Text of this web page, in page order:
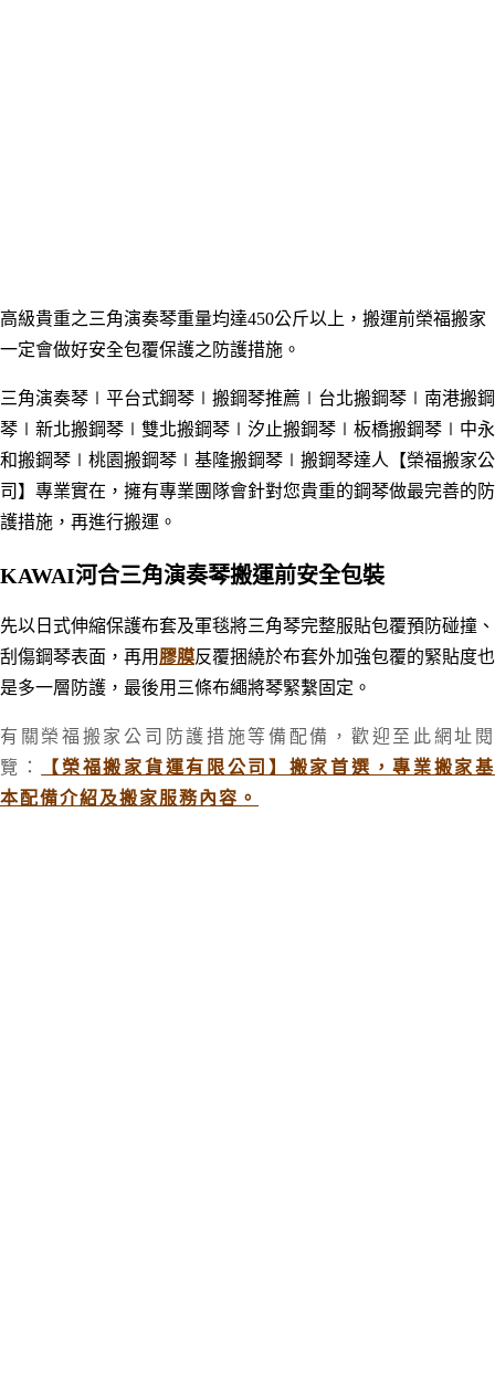
高級貴重之 三角演奏琴重量均達450公斤以上，搬運前榮福搬家
一定會做好安全包覆保護之防護措施。
三角演奏琴∣平台式鋼琴∣搬鋼琴推薦 ∣台北搬鋼琴 ∣南港搬鋼
琴 ∣新北搬鋼琴 ∣雙北搬鋼琴 ∣汐止搬鋼琴 ∣板橋搬鋼琴 ∣中永
和搬鋼琴 ∣桃園搬鋼琴 ∣基隆搬鋼琴 ∣搬鋼琴達人
【榮福搬家公
司】專業實在，擁有專業團隊會針對您貴重的鋼琴做最完善的防
護措施，再進行搬運。
KAWAI河合三角演奏琴搬運前安全包裝
先以日式伸縮保護布套及軍毯將三角琴完整服貼包覆預防碰撞、
刮傷鋼琴表面 ，再用 膠膜反覆捆繞於布套外加強包覆的緊貼度也
是多一層防護，最後用三條布繩將琴緊繫固定。
有關榮福搬家公司防護措施等備配備， 歡迎至此網址閱
覽：
【榮福搬家貨運有限公司】搬家首選，專業搬家基
本配備介紹及搬家服務內容。